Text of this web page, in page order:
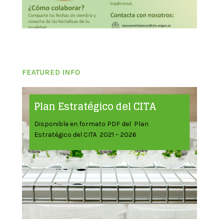
FEATURED INFO
Plan Estratégico del CITA
Disponible en formato PDF del Plan
Estratégico del CITA 2021 – 2026